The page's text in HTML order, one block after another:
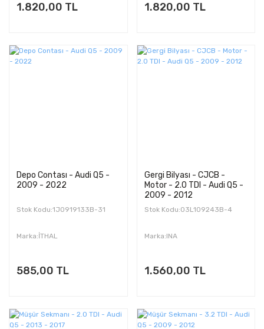
1.820,00 TL 1.820,00 TL
Depo Contası - Audi Q5 -
2009 - 2022
Stok Kodu:1J0919133B-31
Marka:İTHAL
585,00 TL
Gergi Bilyası - CJCB -
Motor - 2.0 TDI - Audi Q5 -
2009 - 2012
Stok Kodu:03L109243B-4
Marka:INA
1.560,00 TL